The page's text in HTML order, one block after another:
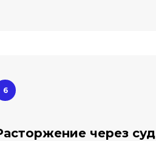
через суд